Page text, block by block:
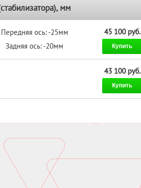
мм
Передняя ось: -25мм
Задняя ось: -20мм
45 100 руб.
Купить
43 100 руб.
Купить